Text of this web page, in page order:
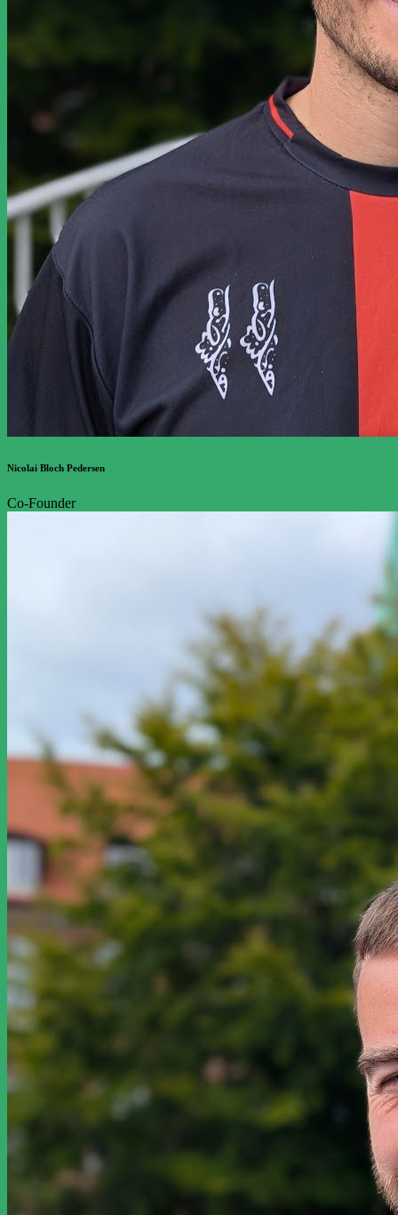
Nicolai Bloch Pedersen
Co-Founder